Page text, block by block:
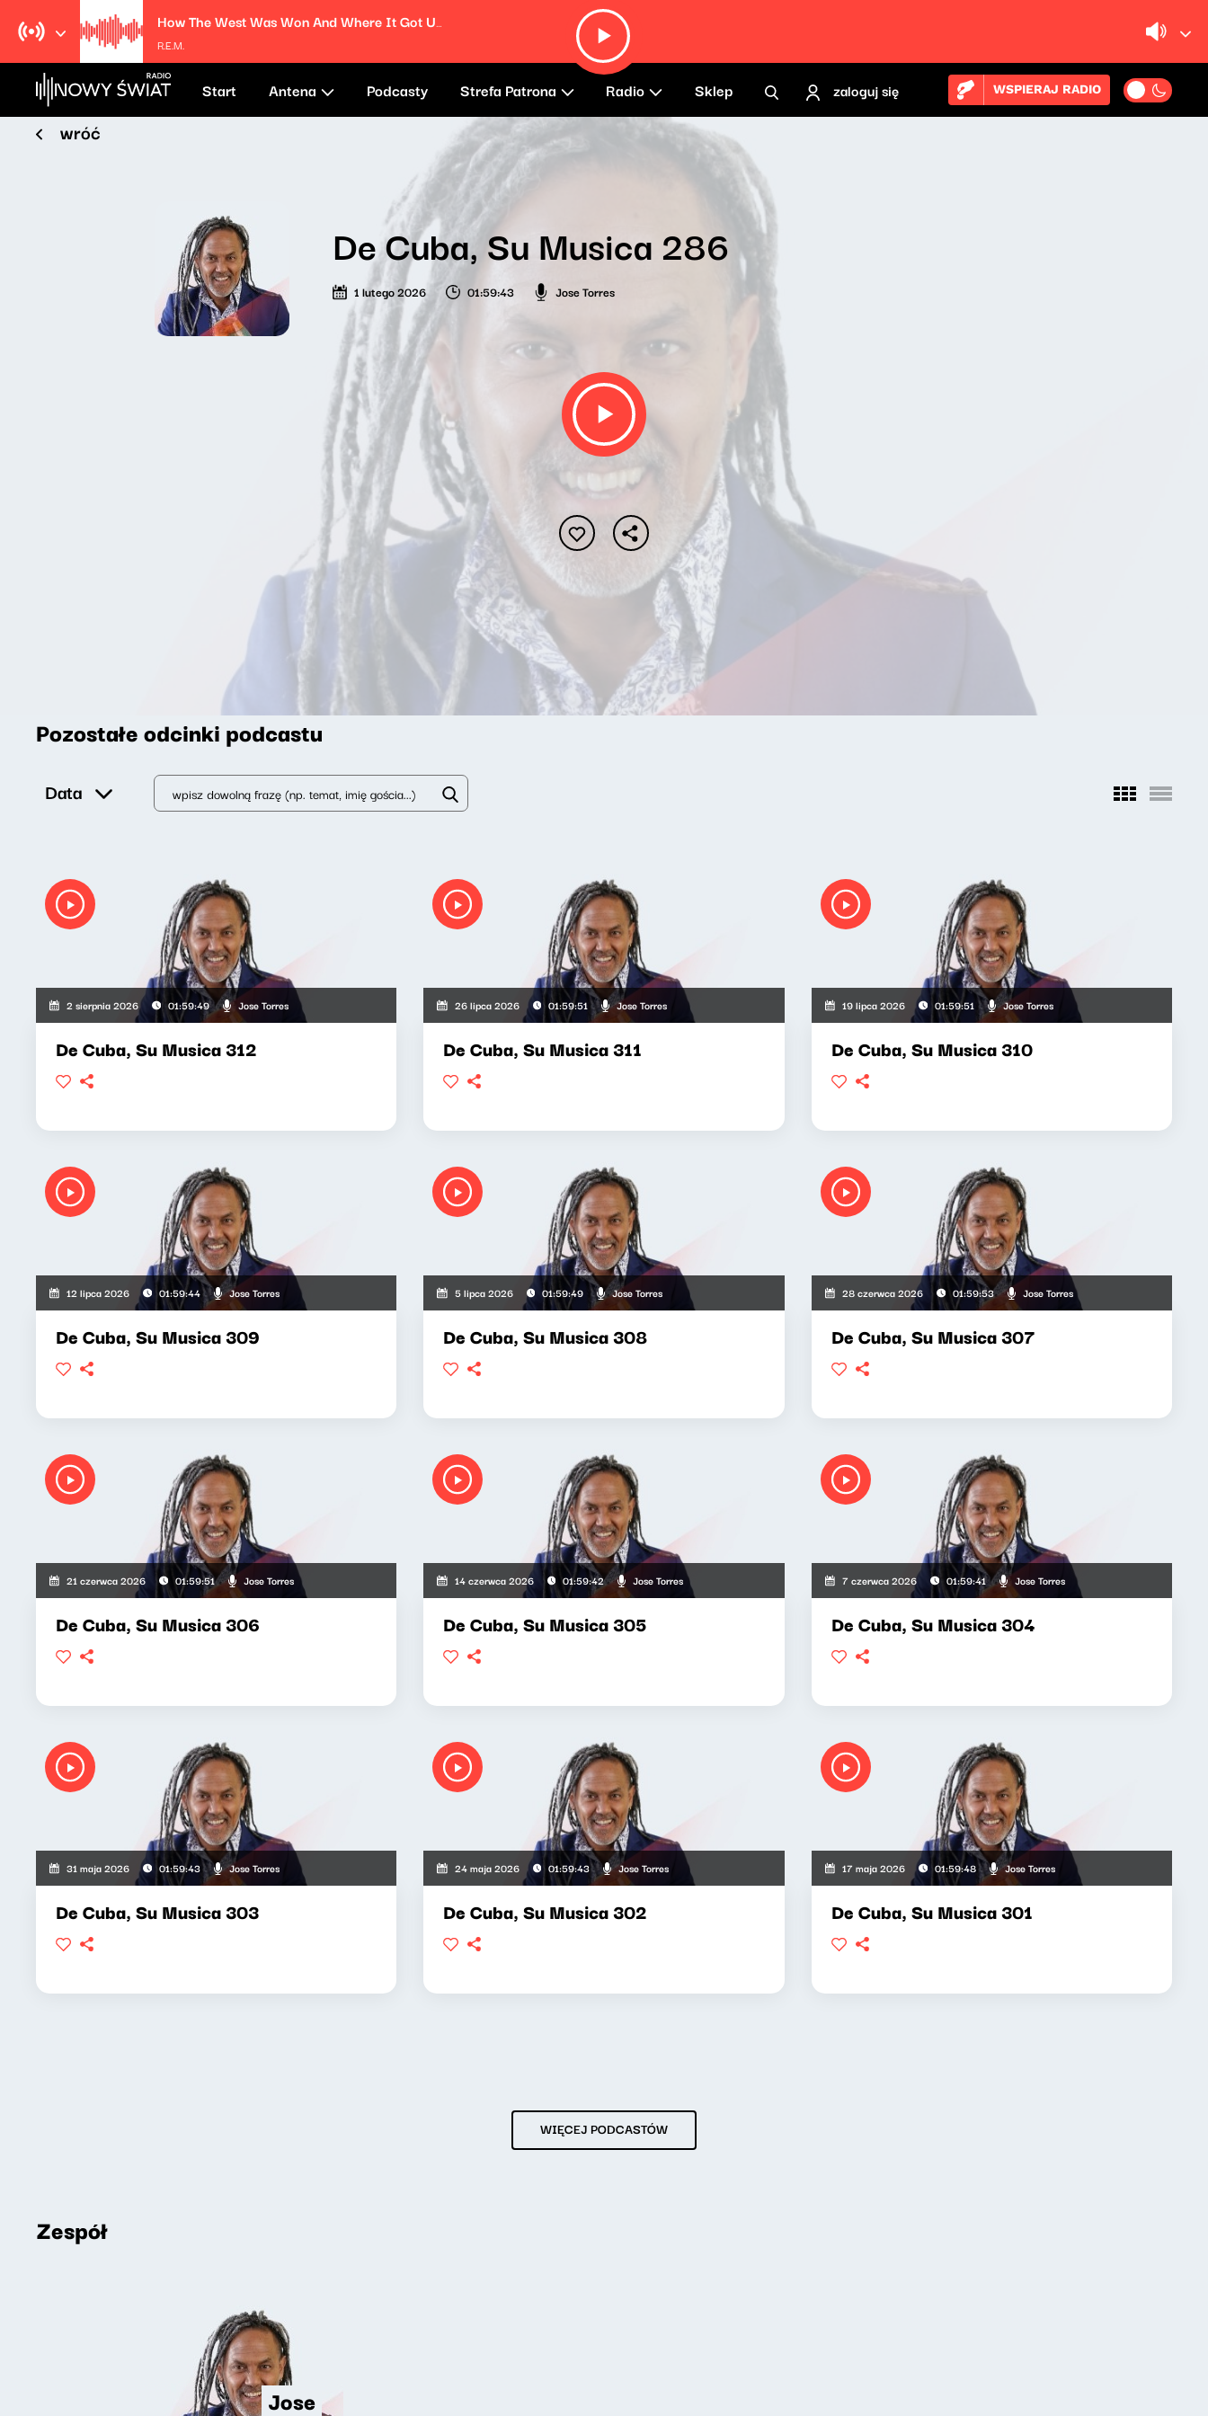
How The West Was Won And Where It Got Us (Remastered)
R.E.M.
Start Antena Podcasty Strefa Patrona Radio Sklep zaloguj się WSPIERAJ RADIO
wróć
De Cuba, Su Musica 286
1 lutego 2026 01:59:43 Jose Torres
Pozostałe odcinki podcastu
Data
2 sierpnia 2026 01:59:49 Jose Torres
De Cuba, Su Musica 312
26 lipca 2026 01:59:51 Jose Torres
De Cuba, Su Musica 311
19 lipca 2026 01:59:51 Jose Torres
De Cuba, Su Musica 310
12 lipca 2026 01:59:44 Jose Torres
De Cuba, Su Musica 309
5 lipca 2026 01:59:49 Jose Torres
De Cuba, Su Musica 308
28 czerwca 2026 01:59:53 Jose Torres
De Cuba, Su Musica 307
21 czerwca 2026 01:59:51 Jose Torres
De Cuba, Su Musica 306
14 czerwca 2026 01:59:42 Jose Torres
De Cuba, Su Musica 305
7 czerwca 2026 01:59:41 Jose Torres
De Cuba, Su Musica 304
31 maja 2026 01:59:43 Jose Torres
De Cuba, Su Musica 303
24 maja 2026 01:59:43 Jose Torres
De Cuba, Su Musica 302
17 maja 2026 01:59:48 Jose Torres
De Cuba, Su Musica 301
WIĘCEJ PODCASTÓW
Zespół
Jose